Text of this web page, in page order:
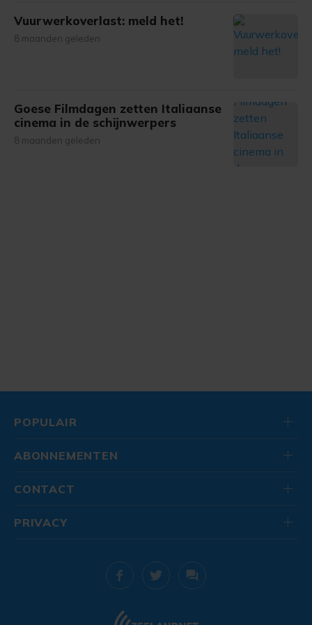
gemaakte keuze altijd wijzigen of intrekken.
Vuurwerkoverlast: meld het!
8 maanden geleden
Goese Filmdagen zetten Italiaanse
cinema in de schijnwerpers
8 maanden geleden
POPULAIR
ABONNEMENTEN
CONTACT
PRIVACY